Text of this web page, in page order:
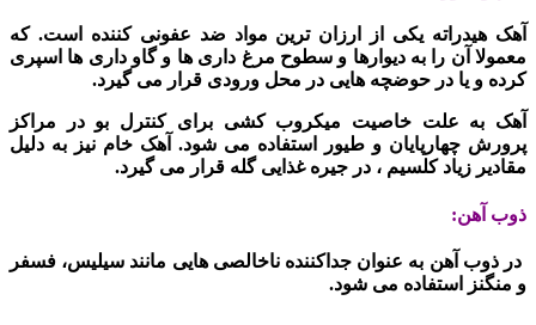
آهک هیدراته یکی از ارزان ترین مواد ضد عفونی کننده است. که
معمولا آن را به دیوارها و سطوح مرغ داری ها و گاو داری ها اسپری
کرده و یا در حوضچه هایی در محل ورودی قرار می گیرد.
آهک به علت خاصیت میکروب کشی برای کنترل بو در مراکز
پرورش چهارپایان و طیور استفاده می شود. آهک خام نیز به دلیل
مقادیر زیاد کلسیم ، در جیره غذایی گله قرار می گیرد.
ذوب آهن:
در ذوب آهن به عنوان جداکننده ناخالصی هایی مانند سیلیس، فسفر
و منگنز استفاده می شود.